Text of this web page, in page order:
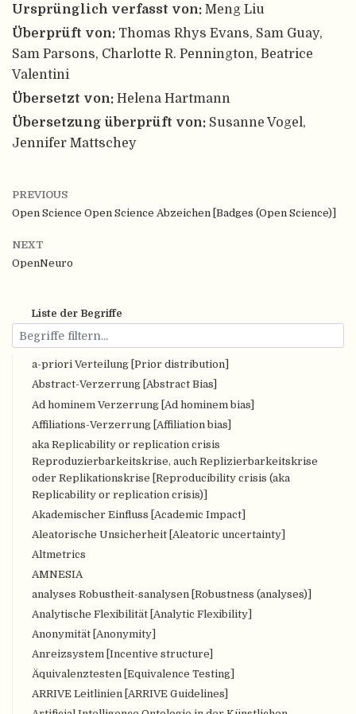
Liste der Begriffe
a-priori Verteilung [Prior distribution]
Abstract-Verzerrung [Abstract Bias]
Ad hominem Verzerrung [Ad hominem bias]
Affiliations-Verzerrung [Affiliation bias]
aka Replicability or replication crisis
Reproduzierbarkeitskrise, auch Replizierbarkeitskrise
oder Replikationskrise [Reproducibility crisis (aka
Replicability or replication crisis)]
Akademischer Einfluss [Academic Impact]
Aleatorische Unsicherheit [Aleatoric uncertainty]
Altmetrics
AMNESIA
analyses Robustheit-sanalysen [Robustness (analyses)]
Analytische Flexibilität [Analytic Flexibility]
Anonymität [Anonymity]
Anreizsystem [Incentive structure]
Äquivalenztesten [Equivalence Testing]
ARRIVE Leitlinien [ARRIVE Guidelines]
Ursprünglich verfasst von: Meng Liu
Überprüft von: Thomas Rhys Evans, Sam Guay,
Sam Parsons, Charlotte R. Pennington, Beatrice
Valentini
Übersetzt von: Helena Hartmann
Übersetzung überprüft von: Susanne Vogel,
Jennifer Mattschey
PREVIOUS
Open Science Open Science Abzeichen [Badges (Open Science)]
NEXT
OpenNeuro